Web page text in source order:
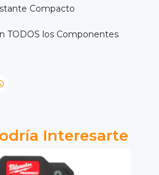
Compacto
TODOS los Componentes
Interesarte